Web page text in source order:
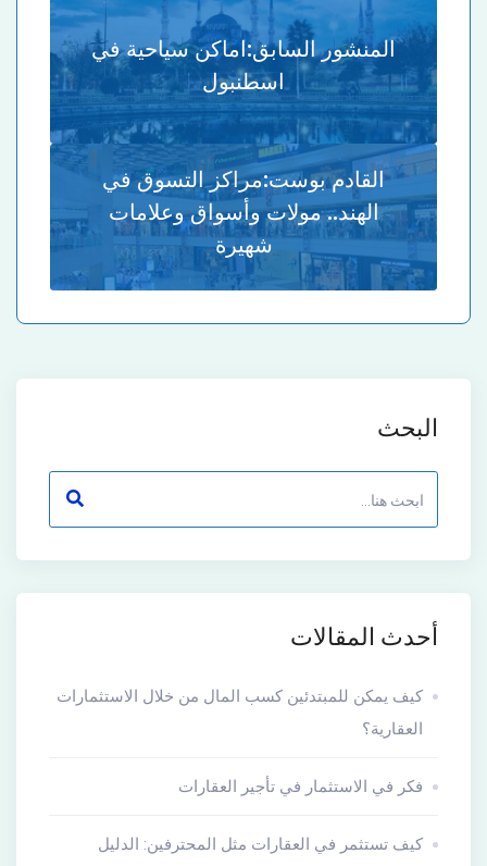
المنشور السابق:اماكن سياحية في
اسطنبول
القادم بوست:مراكز التسوق في
الهند.. مولات وأسواق وعلامات
شهيرة
البحث
أحدث المقالات
كيف يمكن للمبتدئين كسب المال من خلال الاستثمارات
العقارية؟
فكر في الاستثمار في تأجير العقارات
كيف تستثمر في العقارات مثل المحترفين: الدليل